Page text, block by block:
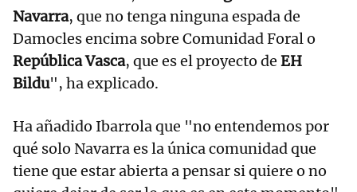
Navarra, que no tenga ninguna espada de
Damocles encima sobre Comunidad Foral o
República Vasca, que es el proyecto de EH
Bildu", ha explicado.
Ha añadido Ibarrola que "no entendemos por
qué solo Navarra es la única comunidad que
tiene que estar abierta a pensar si quiere o no